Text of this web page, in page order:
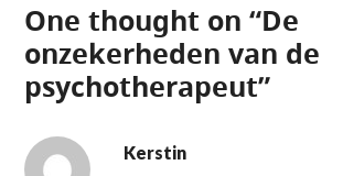
NIEUW
VENSTER
GEOPEND)
One thought on “De
onzekerheden van de
psychotherapeut”
Kerstin